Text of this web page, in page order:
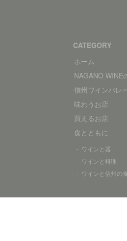
CATEGORY
ホーム
NAGANO WINE
信州ワインバレ
味わうお店
買えるお店
食とともに
ワインと器
ワインと料理
ワインと信州の